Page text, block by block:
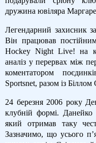
дружина ювіляра
Легендарний захисник
Він працював
Hockey Night Live! на
аналіз у перервах між
коментатором
Sportsnet, разом із
24 березня 2006 року
клубній формі.
який отримав таку
Зазначимо, що усього